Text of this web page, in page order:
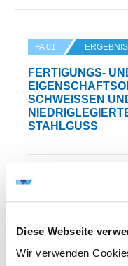
Diese Webseite
Wir verwenden
FA 01 ERGEBNIS
FERTIGUNGS-
SCHWEISSEN
TAHLGUSS
Laufzeit: